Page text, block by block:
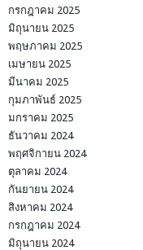
กรกฎาคม 2025
มิถุนายน 2025
พฤษภาคม 2025
เมษายน 2025
มีนาคม 2025
กุมภาพันธ์ 2025
มกราคม 2025
ธันวาคม 2024
พฤศจิกายน 2024
ตุลาคม 2024
กันยายน 2024
สิงหาคม 2024
กรกฎาคม 2024
มิถุนายน 2024